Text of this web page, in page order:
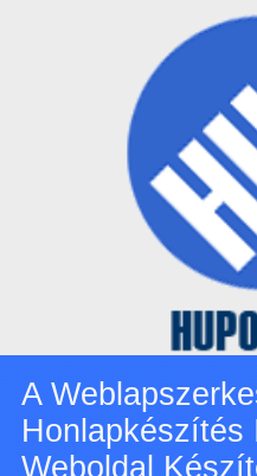
A
Honlapkészítés
Weboldal